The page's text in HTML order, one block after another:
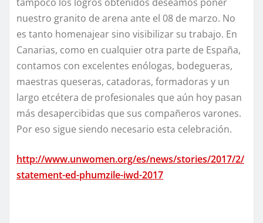
nuestro granito de arena ante el 08 de marzo. No
es tanto homenajear sino visibilizar su trabajo. En
Canarias, como en cualquier otra parte de España,
contamos con excelentes enólogas, bodegueras,
maestras queseras, catadoras, formadoras y un
largo etcétera de profesionales que aún hoy pasan
más desapercibidas que sus compañeros varones.
Por eso sigue siendo necesario esta celebración.
http://www.unwomen.org/es/news/stories/2017/2/
statement-ed-phumzile-iwd-2017